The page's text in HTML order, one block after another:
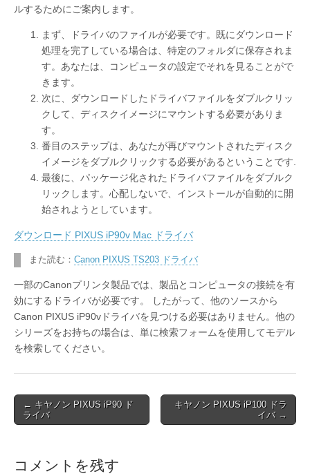
ルするためにご案内します。
まず、ドライバのファイルが必要です。既にダウンロード
処理を完了している場合は、特定のフォルダに保存されま
す。あなたは、コンピュータの設定でそれを見ることがで
きます。
次に、ダウンロードしたドライバファイルをダブルクリッ
クして、ディスクイメージにマウントする必要がありま
す。
番目のステップは、あなたが再びマウントされたディスク
イメージをダブルクリックする必要があるということです.
最後に、パッケージ化されたドライバファイルをダブルク
リックします。心配しないで、インストールが自動的に開
始されようとしています。
ダウンロード PIXUS iP90v Mac ドライバ
また読む： Canon PIXUS TS203 ドライバ
一部のCanonプリンタ製品では、製品とコンピュータの接続を有
効にするドライバが必要です。 したがって、他のソースから
Canon PIXUS iP90vドライバを見つける必要はありません。他の
シリーズをお持ちの場合は、単に検索フォームを使用してモデル
を検索してください。
Post
navigation
← キヤノン PIXUS iP90 ド
ライバ
キヤノン PIXUS iP100 ドラ
イバ →
コメントを残す